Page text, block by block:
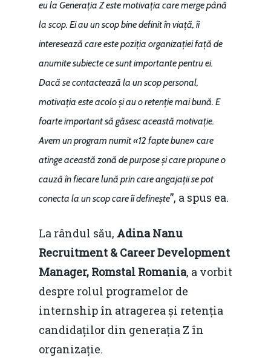
eu la Generația Z este motivația care merge până
la scop. Ei au un scop bine definit în viață, îi
interesează care este poziția organizației față de
anumite subiecte ce sunt importante pentru ei.
Dacă se contactează la un scop personal,
motivația este acolo și au o retenție mai bună. E
foarte important să găsesc această motivație.
Avem un program numit «12 fapte bune» care
atinge această zonă de purpose și care propune o
cauză în fiecare lună prin care angajații se pot
conecta la un scop care îi definește”, a spus ea.
La rândul său, Adina Nanu
Recruitment & Career Development
Manager, Romstal Romania, a vorbit
despre rolul programelor de
internship în atragerea și retenția
candidaților din generația Z în
organizație.
predictibilitate,
concurenţă.
Soluții de
IMM
Redresare vs.
Fiscalitate pentru o
Durabilă
Martie 2016
Decembrie 2015
Martie 2015
Agribusiness
Energia
Construcții și
pentru o Românie
Politici Europene în
Economie
Video Forum Marea
Piața gazelor naturale:
predictibilitate,
concurență.
Burse pentru
Contact
Daniel Apostol
Email: